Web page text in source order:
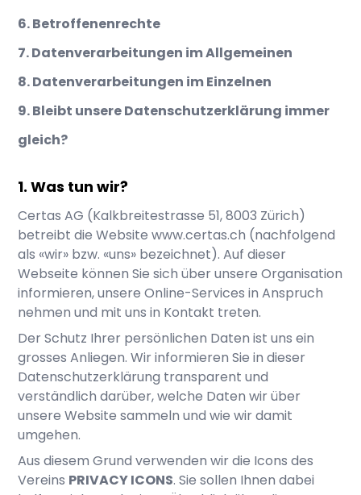
6. Betroffenenrechte
7. Datenverarbeitungen im Allgemeinen
8. Datenverarbeitungen im Einzelnen
9. Bleibt unsere Datenschutzerklärung immer
gleich?
Was tun wir?
Certas AG (Kalkbreitestrasse 51,8003 Zürich)
betreibt die Websitewww.certas.ch (nachfolgend
als «wir» bzw. «uns» bezeichnet). Auf dieser
Webseite können Sie sich über unsere Organisation
informieren, unsere Online-Services in Anspruch
nehmen und mit uns in Kontakt treten.
Der Schutz Ihrer persönlichen Daten ist uns ein
grosses Anliegen. Wir informieren Sie in dieser
Datenschutzerklärung transparent und
verständlich darüber, welche Daten wir über
unsere Website sammeln und wie wir damit
umgehen.
Aus diesem Grund verwenden wir die Icons des
Vereins PRIVACY ICONS. Sie sollen Ihnen dabei